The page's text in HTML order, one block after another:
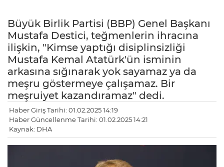
Büyük Birlik Partisi (BBP) Genel Başkanı
Mustafa Destici, teğmenlerin ihracına
ilişkin, "Kimse yaptığı disiplinsizliği
Mustafa Kemal Atatürk'ün isminin
arkasına sığınarak yok sayamaz ya da
meşru göstermeye çalışamaz. Bir
meşruiyet kazandıramaz" dedi.
Haber Giriş Tarihi: 01.02.2025 14:19
Haber Güncellenme Tarihi: 01.02.2025 14:21
Kaynak: DHA